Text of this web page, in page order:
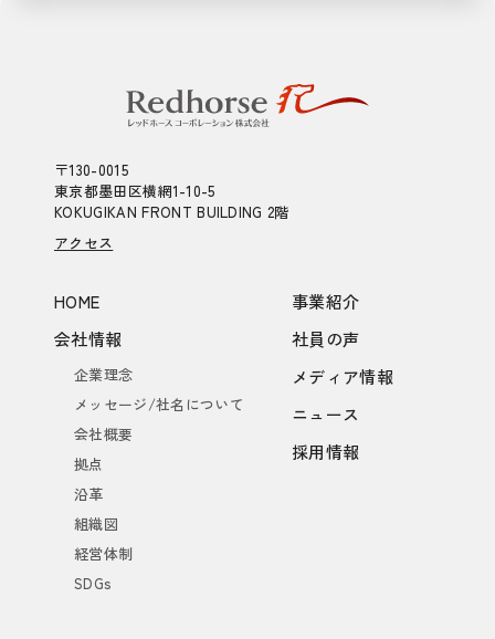
〒130-0015
東京都墨田区横網1-10-5
KOKUGIKAN FRONT BUILDING 2階
アクセス
HOME
会社情報
企業理念
メッセージ/社名について
会社概要
拠点
沿革
組織図
経営体制
SDGs
事業紹介
社員の声
メディア情報
ニュース
採用情報